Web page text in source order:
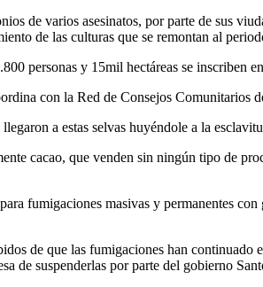
de varios asesinatos, por parte de sus
de las culturas que se remontan al
personas y 15mil hectáreas se inscriben
con la Red de Consejos Comunitarios
llegaron a estas selvas huyéndole a la
cacao, que venden sin ningún tipo de
fumigaciones masivas y permanentes
de que las fumigaciones han continuado
de suspenderlas por parte del gobierno